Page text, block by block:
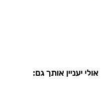
אולי יעניין אותך גם: